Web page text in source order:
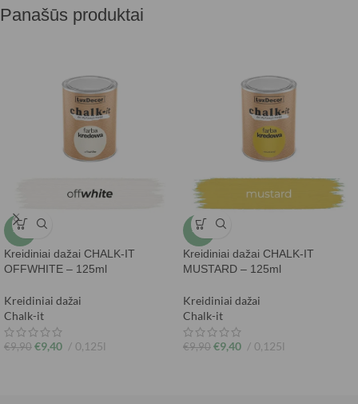
Panašūs produktai
-5%
Kreidiniai dažai CHALK-IT
OFFWHITE – 125ml
Kreidiniai dažai
Chalk-it
€9,90 €9,40 0,125l
-5%
Kreidiniai dažai CHALK-IT
MUSTARD – 125ml
Kreidiniai dažai
Chalk-it
€9,90 €9,40 0,125l